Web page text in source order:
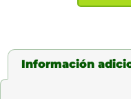
Información